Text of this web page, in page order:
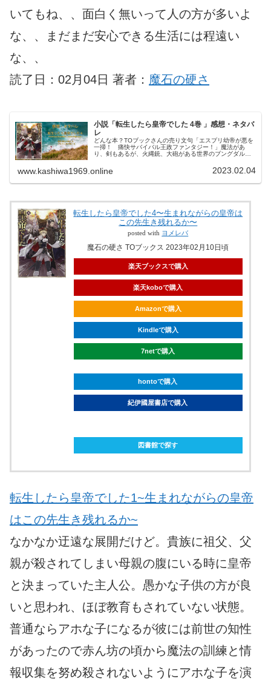
いてもね、、面白く無いって人の方が多いよ
な、、まだまだ安心できる生活には程遠い
な、、
読了日：02月04日 著者： 魔石の硬さ
小説「転生したら皇帝でした 4巻 」感想・ネタバ
レ
どんな本？TOブックさんの売り文句「エスプリ幼帝が悪を
一掃！ 痛快サバイバル王政ファンタジー！」魔法があ
り、剣もあるが、火縄銃、大砲がある世界のブングダルト
決まっていた傀儡皇帝カーマイン。...
www.kashiwa1969.online 2023.02.04
転生したら皇帝でした4〜生まれながらの皇帝は
この先生き残れるか〜
posted with ヨメレバ
魔石の硬さ TOブックス 2023年02月10日頃
楽天ブックスで購入
楽天koboで購入
Amazonで購入
Kindleで購入
7netで購入
hontoで購入
紀伊國屋書店で購入
図書館で探す
転生したら皇帝でした1~生まれながらの皇帝
はこの先生き残れるか~
なかなか迂遠な展開だけど。貴族に祖父、父
親が殺されてしまい母親の腹にいる時に皇帝
と決まっていた主人公。愚かな子供の方が良
いと思われ、ほぼ教育もされていない状態。
普通ならアホな子になるが彼には前世の知性
があったので赤ん坊の頃から魔法の訓練と情
報収集を努め殺されないようにアホな子を演